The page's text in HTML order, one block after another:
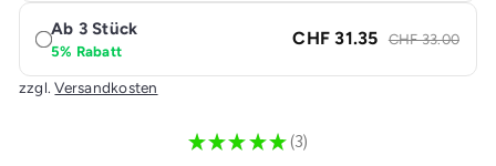
Ab 3 Stück
5% Rabatt
CHF 31.35 CHF 33.00
zzgl.Versandkosten
★ ★ ★ ★ ★ 3
3